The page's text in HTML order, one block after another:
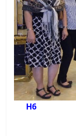
H6 Trước